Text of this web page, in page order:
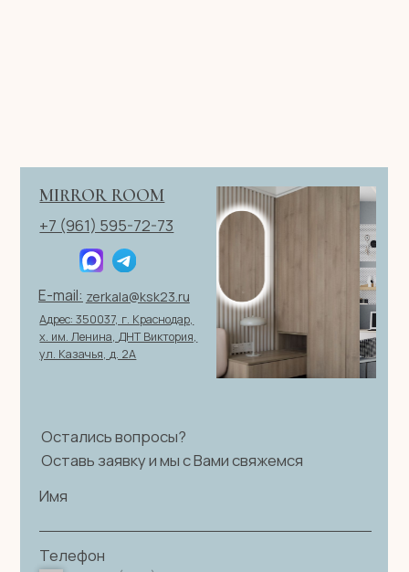
© 2026 ИП Клевцов Е.А.Все права защищены.
персональных данных|Договор оферты